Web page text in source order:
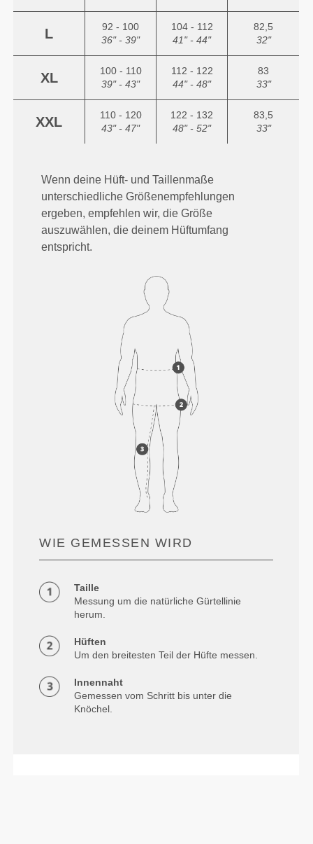
L
92 - 100
36" - 39"
104 - 112
41" - 44"
82,5
32"
XL
100 - 110
39" - 43"
112 - 122
44" - 48"
83
33"
XXL
110 - 120
43" - 47"
122 - 132
48" - 52"
83,5
33"
Wenn deine Hüft- und Taillenmaße
unterschiedliche Größenempfehlungen
ergeben, empfehlen wir, die Größe
auszuwählen, die deinem Hüftumfang
entspricht.
WIE GEMESSEN WIRD
Taille
Messung um die natürliche Gürtellinie
herum.
Hüften
Um den breitesten Teil der Hüfte messen.
Innennaht
Gemessen vom Schritt bis unter die
Knöchel.